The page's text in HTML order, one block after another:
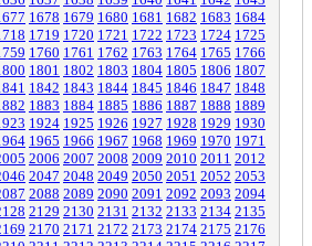
1678 1679 1680 1681 1682 1683 1684
1719 1720 1721 1722 1723 1724 1725
1760 1761 1762 1763 1764 1765 1766
1801 1802 1803 1804 1805 1806 1807
1842 1843 1844 1845 1846 1847 1848
1883 1884 1885 1886 1887 1888 1889
1924 1925 1926 1927 1928 1929 1930
1965 1966 1967 1968 1969 1970 1971
2006 2007 2008 2009 2010 2011 2012
2047 2048 2049 2050 2051 2052 2053
2088 2089 2090 2091 2092 2093 2094
2129 2130 2131 2132 2133 2134 2135
2170 2171 2172 2173 2174 2175 2176